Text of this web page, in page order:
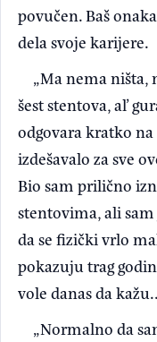
povučen. Baš
dela svoje karijere.
„Ma nema ništa,
šest stentova, al’
odgovara kratko
izdešavalo za sve
Bio sam prilično
stentovima, ali
da se fizički vrlo
pokazuju trag
vole danas da
„Normalno da